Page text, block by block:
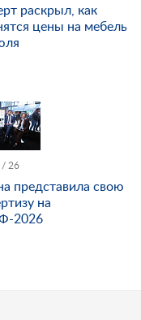
раскрыл, как
цены на мебель
/ 26
представила свою
на
2026